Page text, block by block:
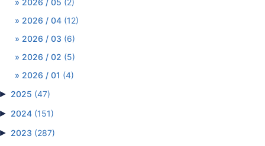
2026 / 05 (2)
2026 / 04 (12)
2026 / 03 (6)
2026 / 02 (5)
2026 / 01 (4)
2025 (47)
2024 (151)
2023 (287)